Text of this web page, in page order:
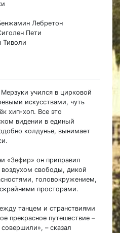
Лебретон
Пети
Тиволи
учился в цирковой
искусствами, чуть
хип-хоп. Все это
видении в единый
колдунье, вынимает
«Зефир» он приправил
свободы, дикой
головокружением,
просторами.
танцем и странствиями
прекрасное путешествие –
– сказал